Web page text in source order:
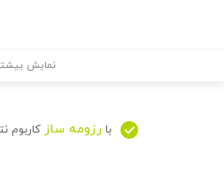
نمایش
با رزومه ساز کاربوم